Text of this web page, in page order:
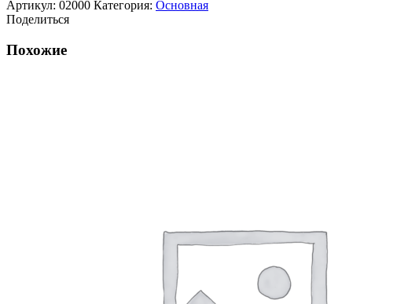
Артикул: 02000 Категория: Основная
Поделиться
Похожие